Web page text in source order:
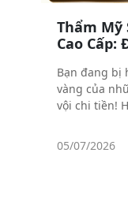
Thẩm Mỹ
Cao Cấp:
Bạn đang bị
vàng của
vội chi tiền!
bạn bỏ ra.
05/07/2026